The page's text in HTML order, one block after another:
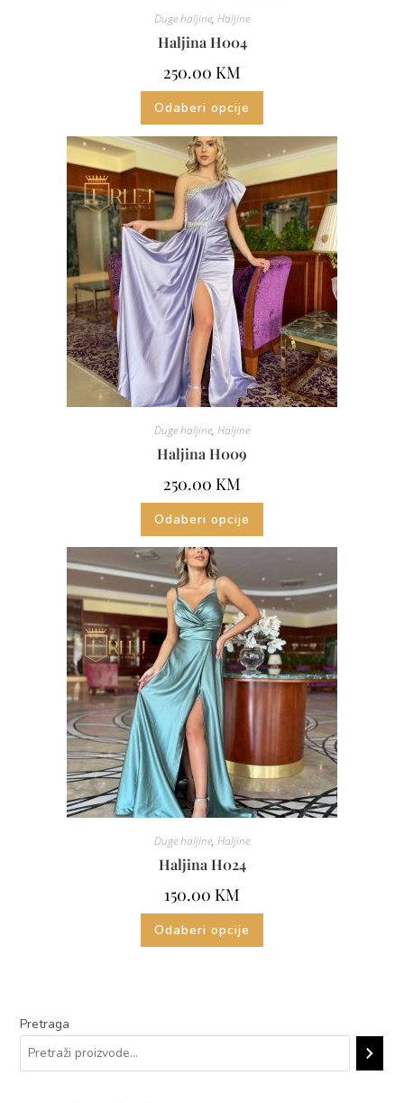
Duge haljine, Haljine
Haljina H004
250.00 KM
Odaberi opcije
Duge haljine, Haljine
Haljina H009
250.00 KM
Odaberi opcije
Duge haljine, Haljine
Haljina H024
150.00 KM
Odaberi opcije
Pretraga